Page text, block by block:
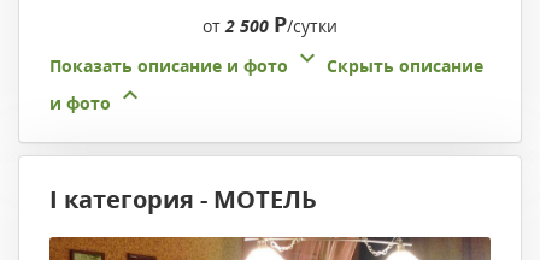
от 2 500 Р/сутки
Показать описание и фото
Скрыть описание
и фото
I категория - МОТЕЛЬ